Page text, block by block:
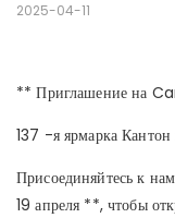
2025-04-11
** Приглашение на
137 -я ярмарка
Присоединяйтесь к
19 апреля **, чтобы